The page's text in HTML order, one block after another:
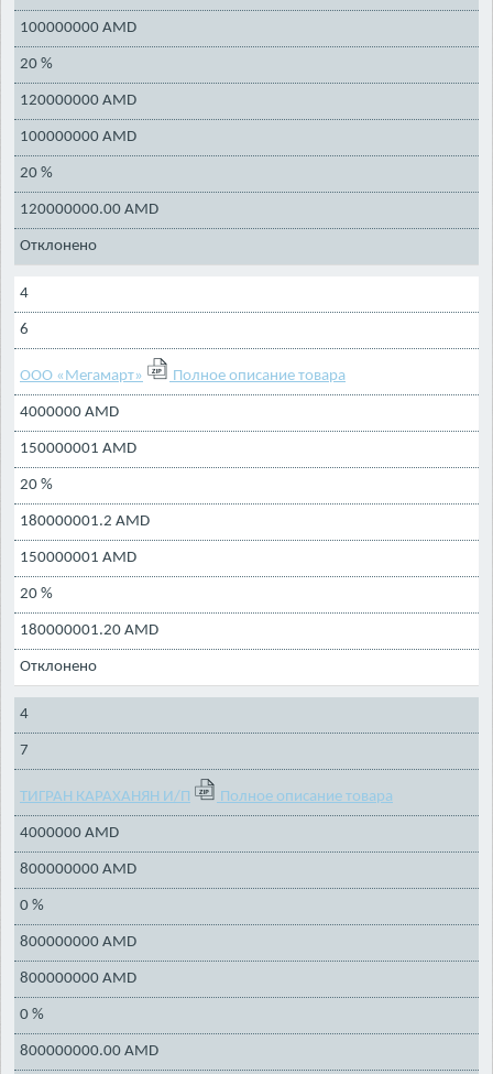
100000000 AMD
20 %
120000000 AMD
100000000 AMD
20 %
120000000.00 AMD
Отклонено
4
6
ООО «Мегамарт» Полное описание товара
4000000 AMD
150000001 AMD
20 %
180000001.2 AMD
150000001 AMD
20 %
180000001.20 AMD
Отклонено
4
7
ТИГРАН КАРАХАНЯН И/П Полное описание товара
4000000 AMD
800000000 AMD
0 %
800000000 AMD
800000000 AMD
0 %
800000000.00 AMD